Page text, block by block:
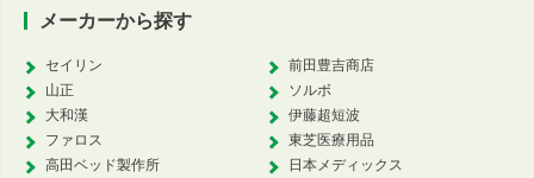
メーカーから探す
セイリン
山正
大和漢
ファロス
高田ベッド製作所
前田豊吉商店
ソルボ
伊藤超短波
東芝医療用品
日本メディックス